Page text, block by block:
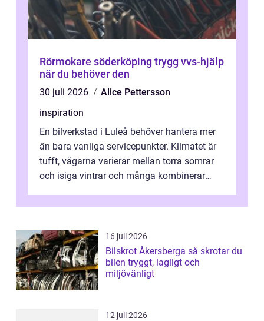
Rörmokare söderköping trygg vvs-hjälp
när du behöver den
30 juli 2026
Alice Pettersson
inspiration
En bilverkstad i Luleå behöver hantera mer
än bara vanliga servicepunkter. Klimatet är
tufft, vägarna varierar mellan torra somrar
och isiga vintrar och många kombinerar
16 juli 2026
Bilskrot Åkersberga så skrotar du
bilen tryggt, lagligt och
miljövänligt
12 juli 2026